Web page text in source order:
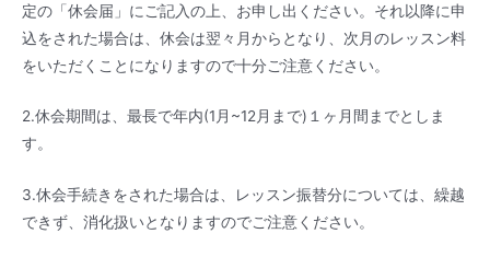
定の「休会届」にご記入の上、お申し出ください。それ以降に申
込をされた場合は、休会は翌々月からとなり、次月のレッスン料
をいただくことになりますので十分ご注意ください。
2.休会期間は、最長で年内(1月~12月まで)１ヶ月間までとしま
す。
3.休会手続きをされた場合は、レッスン振替分については、繰越
できず、消化扱いとなりますのでご注意ください。